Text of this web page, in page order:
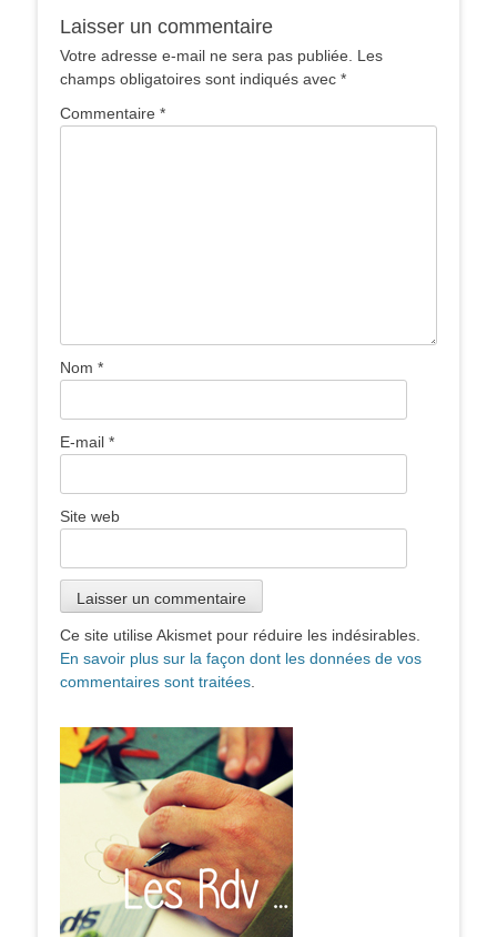
Laisser un commentaire
Votre adresse e-mail ne sera pas publiée.
Les
champs obligatoires sont indiqués avec *
Commentaire *
Nom *
E-mail *
Site web
Ce site utilise Akismet pour réduire les indésirables.
En savoir plus sur la façon dont les données de vos
commentaires sont traitées